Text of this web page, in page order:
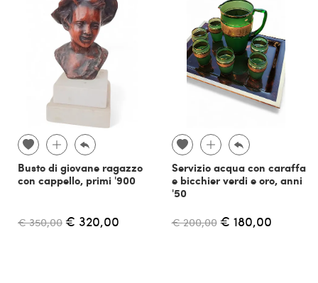
Busto di giovane ragazzo
con cappello, primi '900
€ 350,00 € 320,00
Servizio acqua con caraffa
e bicchier verdi e oro, anni
'50
€ 200,00 € 180,00